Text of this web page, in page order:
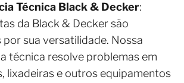
Técnica Black & Decker:
da Black & Decker são
por sua versatilidade. Nossa
técnica resolve problemas em
lixadeiras e outros equipamentos